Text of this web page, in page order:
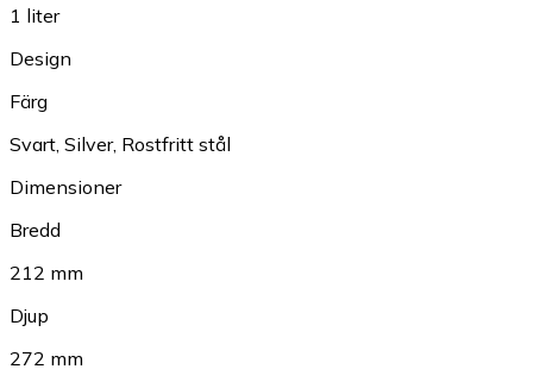
1 liter
Design
Färg
Svart, Silver, Rostfritt stål
Dimensioner
Bredd
212 mm
Djup
272 mm